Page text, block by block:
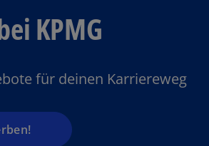
KPMG
für deinen Karriereweg